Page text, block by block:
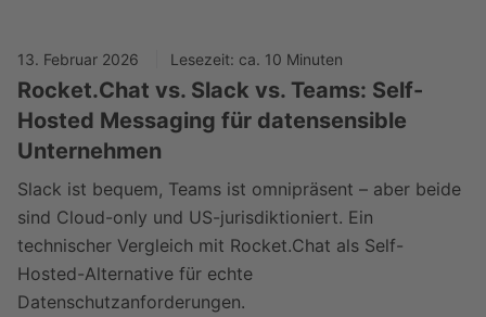
13. Februar 2026 Lesezeit: ca. 10 Minuten
Rocket.Chat vs. Slack vs. Teams: Self-
Hosted Messaging für datensensible
Unternehmen
Slack ist bequem, Teams ist omnipräsent – aber beide
sind Cloud-only und US-jurisdiktioniert. Ein
technischer Vergleich mit Rocket.Chat als Self-
Hosted-Alternative für echte
Datenschutzanforderungen.